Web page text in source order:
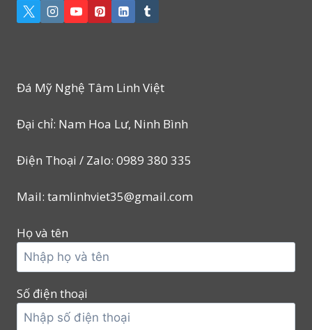
Đá Mỹ Nghệ Tâm Linh Việt
Đại chỉ: Nam Hoa Lư, Ninh Bình
Điện Thoại / Zalo: 0989 380 335
Mail: tamlinhviet35@gmail.com
Họ và tên
Số điện thoại